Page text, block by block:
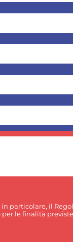
particolare, il
le finalità previste